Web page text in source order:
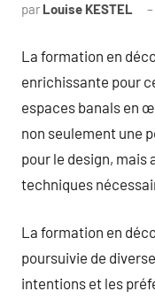
par Louise KESTEL
La formation en
enrichissante pour
espaces banals en
non seulement une
pour le design,
techniques
La formation en
poursuivie de
intentions et les